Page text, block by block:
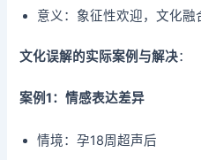
意义：象征性欢迎，文化融
文化误解的实际案例与解决：
案例1：情感表达差异
情境：孕18周超声后